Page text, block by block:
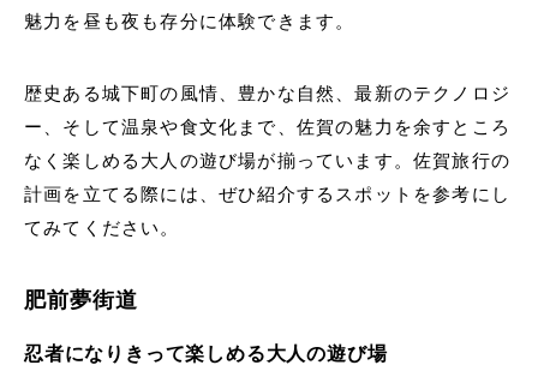
魅力を昼も夜も存分に体験できます。
歴史ある城下町の風情、豊かな自然、最新のテクノロジ
ー、そして温泉や食文化まで、佐賀の魅力を余すところ
なく楽しめる大人の遊び場が揃っています。佐賀旅行の
計画を立てる際には、ぜひ紹介するスポットを参考にし
てみてください。
肥前夢街道
忍者になりきって楽しめる大人の遊び場